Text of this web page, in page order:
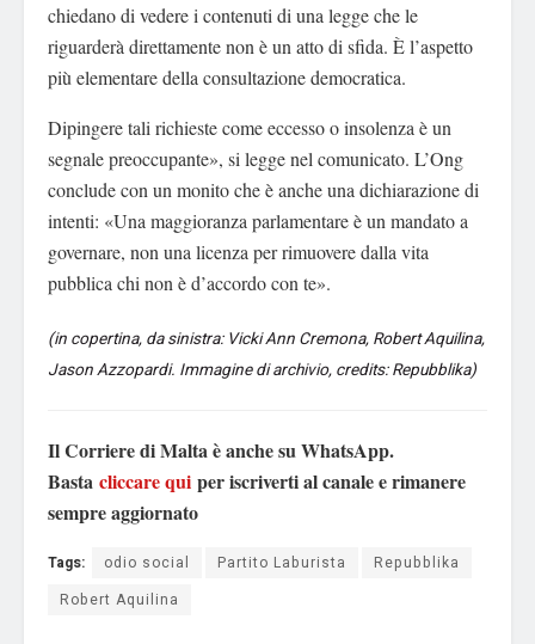
chiedano di vedere i contenuti di una legge che le
riguarderà direttamente non è un atto di sfida. È l’aspetto
più elementare della consultazione democratica.
Dipingere tali richieste come eccesso o insolenza è un
segnale preoccupante», si legge nel comunicato. L’Ong
conclude con un monito che è anche una dichiarazione di
intenti: «Una maggioranza parlamentare è un mandato a
governare, non una licenza per rimuovere dalla vita
pubblica chi non è d’accordo con te».
(in copertina, da sinistra: Vicki Ann Cremona, Robert Aquilina,
Jason Azzopardi. Immagine di archivio, credits: Repubblika)
Il Corriere di Malta è anche su WhatsApp.
Basta cliccare qui per iscriverti al canale e rimanere
sempre aggiornato
Tags: odio social Partito Laburista
Repubblika
Robert Aquilina